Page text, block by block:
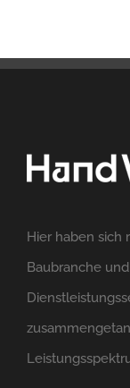
Hier haben sich
Baubranche